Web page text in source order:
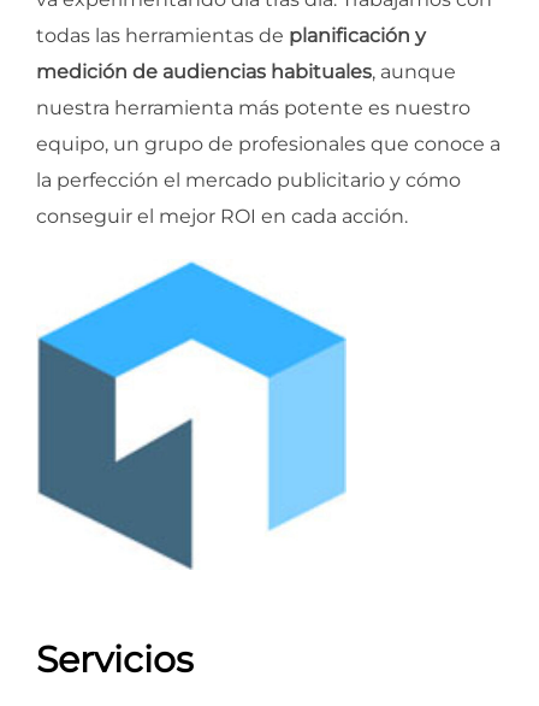
todas las herramientas de planificación y
medición de audiencias habituales, aunque
nuestra herramienta más potente es nuestro
equipo, un grupo de profesionales que conoce a
la perfección el mercado publicitario y cómo
conseguir el mejor ROI en cada acción.
Servicios